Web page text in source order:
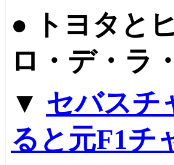
●
トヨタと
ロ・デ・ラ
▼ セバスチ
ると元F1チ